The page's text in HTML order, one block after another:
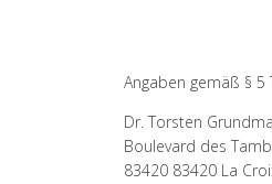
Angaben gemäß § 5
Dr. Torsten
Boulevard des
83420 83420 La